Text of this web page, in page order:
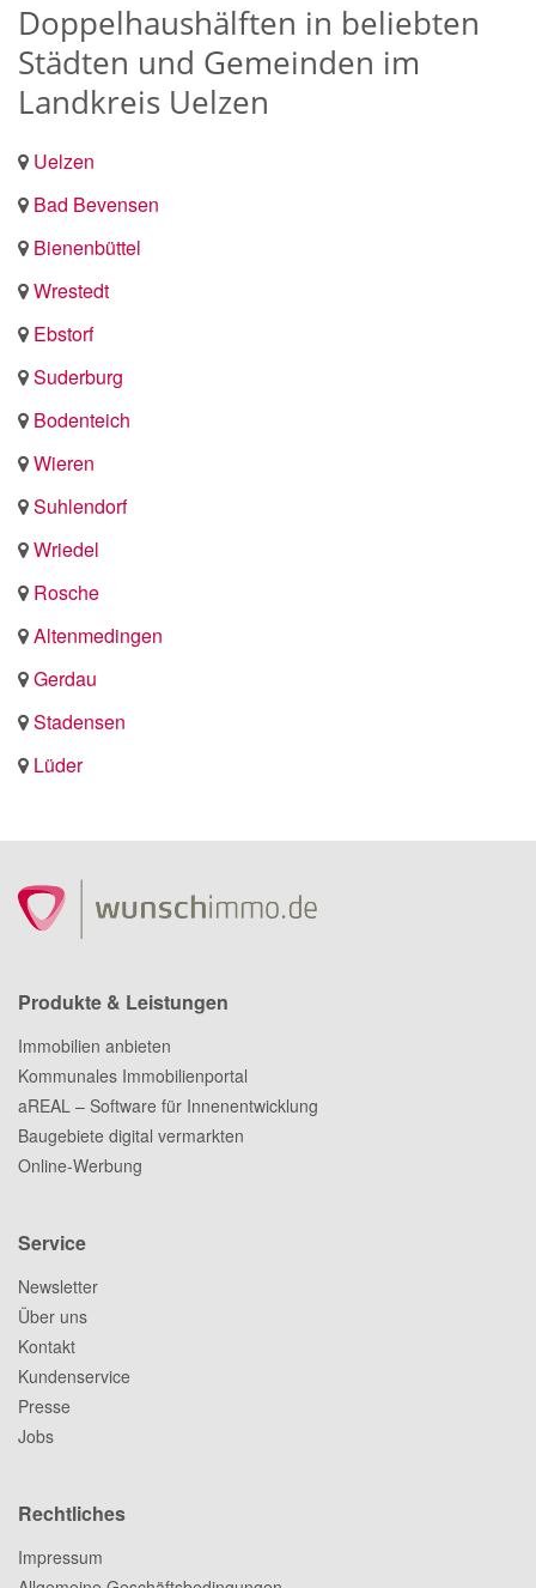
Doppelhaushälften in beliebten
Städten und Gemeinden im
Landkreis Uelzen
Uelzen
Bad Bevensen
Bienenbüttel
Wrestedt
Ebstorf
Suderburg
Bodenteich
Wieren
Suhlendorf
Wriedel
Rosche
Altenmedingen
Gerdau
Stadensen
Lüder
Produkte & Leistungen
Immobilien anbieten
Kommunales Immobilienportal
aREAL – Software für Innenentwicklung
Baugebiete digital vermarkten
Online-Werbung
Service
Newsletter
Über uns
Kontakt
Kundenservice
Presse
Jobs
Rechtliches
Impressum